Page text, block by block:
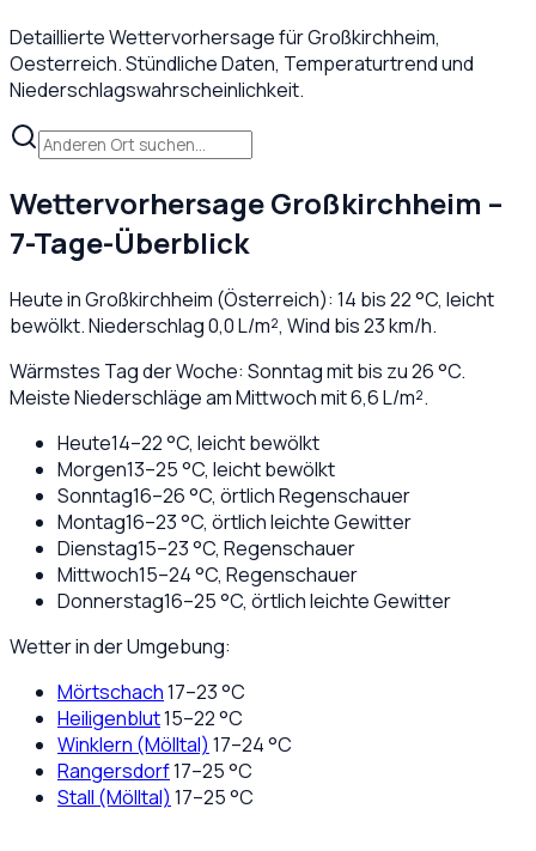
Detaillierte Wettervorhersage fürGroßkirchheim,
Oesterreich. Stündliche Daten, Temperaturtrend und
Niederschlagswahrscheinlichkeit.
WettervorhersageGroßkirchheim –
7-Tage-Überblick
Heute inGroßkirchheim (Österreich): 14 bis22°C, leicht
bewölkt. Niederschlag0,0L/m², Wind bis23km/h.
Wärmstes Tag der Woche: Sonntag mit bis zu 26 °C.
Meiste Niederschläge am Mittwoch mit 6,6 L/m².
Heute14–22°C, leicht bewölkt
Morgen13–25°C, leicht bewölkt
Sonntag16–26°C, örtlich Regenschauer
Montag16–23°C, örtlich leichte Gewitter
Dienstag15–23°C, Regenschauer
Mittwoch15–24°C, Regenschauer
Donnerstag16–25°C, örtlich leichte Gewitter
Wetter in der Umgebung:
Mörtschach17–23°C
Heiligenblut15–22°C
Winklern (Mölltal) 17–24°C
Rangersdorf17–25°C
Stall (Mölltal) 17–25°C